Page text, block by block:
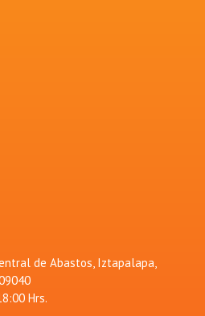
de Abastos, Iztapalapa,
Hrs.